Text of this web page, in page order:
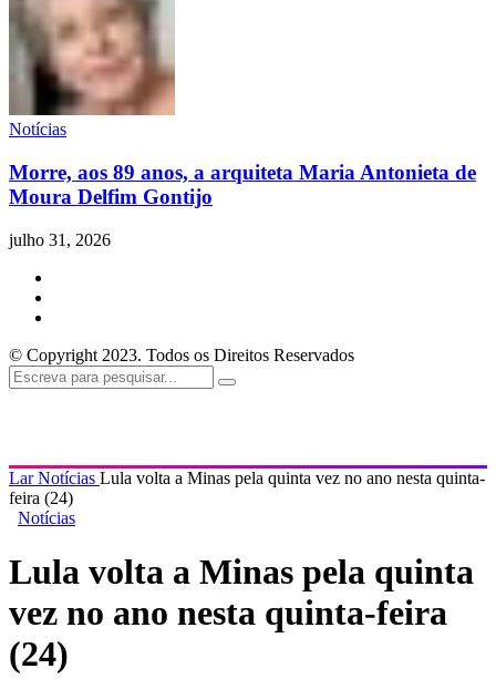
Notícias
Morre, aos 89 anos, a arquiteta Maria Antonieta de
Moura Delfim Gontijo
julho 31, 2026
© Copyright 2023. Todos os Direitos Reservados
LarNotícias Lula volta a Minas pela quinta vez no ano nesta quinta-
feira (24)
Notícias
Lula volta a Minas pela quinta
vez no ano nesta quinta-feira
(24)